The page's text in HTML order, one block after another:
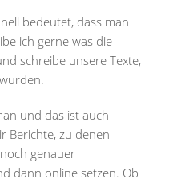
bedeutet, dass man
ich gerne was die
schreibe unsere Texte,
und das ist auch
Berichte, zu denen
genauer
dann online setzen. Ob